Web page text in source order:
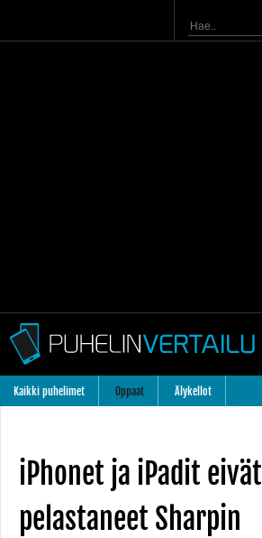
Kaikki puhelimet Oppaat Älykellot
iPhonet ja iPadit eivät
pelastaneet Sharpin